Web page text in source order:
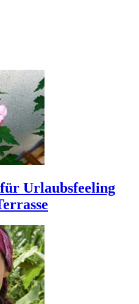
Urlaubsfeeling